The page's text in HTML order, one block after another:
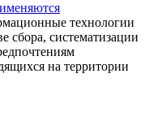
технологии
сбора, систематизации
на территории